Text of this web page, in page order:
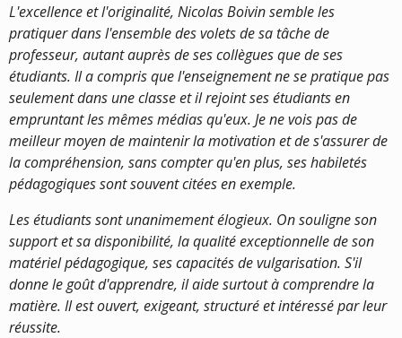
L'excellence et l'originalité, Nicolas Boivin semble les
pratiquer dans l'ensemble des volets de sa tâche de
professeur, autant auprès de ses collègues que de ses
étudiants. Il a compris que l'enseignement ne se pratique pas
seulement dans une classe et il rejoint ses étudiants en
empruntant les mêmes médias qu'eux. Je ne vois pas de
meilleur moyen de maintenir la motivation et de s'assurer de
la compréhension, sans compter qu'en plus, ses habiletés
pédagogiques sont souvent citées en exemple.
Les étudiants sont unanimement élogieux. On souligne son
support et sa disponibilité, la qualité exceptionnelle de son
matériel pédagogique, ses capacités de vulgarisation. S'il
donne le goût d'apprendre, il aide surtout à comprendre la
matière. Il est ouvert, exigeant, structuré et intéressé par leur
réussite.